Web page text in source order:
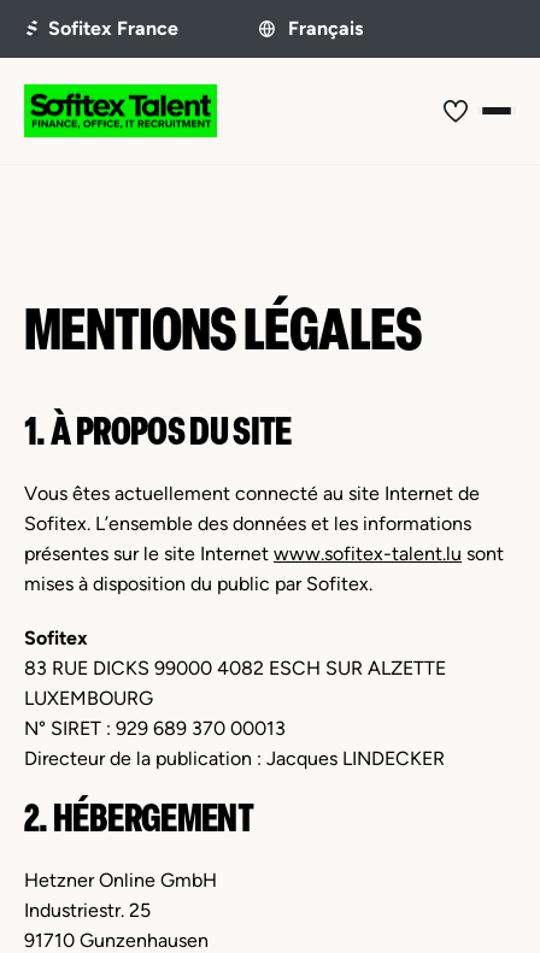
MENTIONS LÉGALES
1. À PROPOS DU SITE
Vous êtes actuellement connecté au site Internet de
Sofitex. L’ensemble des données et les informations
présentes sur le site Internet www.sofitex-talent.lu sont
mises à disposition du public par Sofitex.
Sofitex
83 RUE DICKS 99000 4082 ESCH SUR ALZETTE
LUXEMBOURG
N° SIRET : 929 689 370 00013
Directeur de la publication : Jacques LINDECKER
2. HÉBERGEMENT
Hetzner Online GmbH
Industriestr. 25
91710 Gunzenhausen